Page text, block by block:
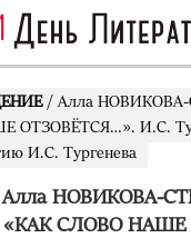
/ Алла
ОТЗОВЁТСЯ…». И.С.
И.С. Тургенева
Алла НОВИКОВА-
«КАК СЛОВО НАШЕ